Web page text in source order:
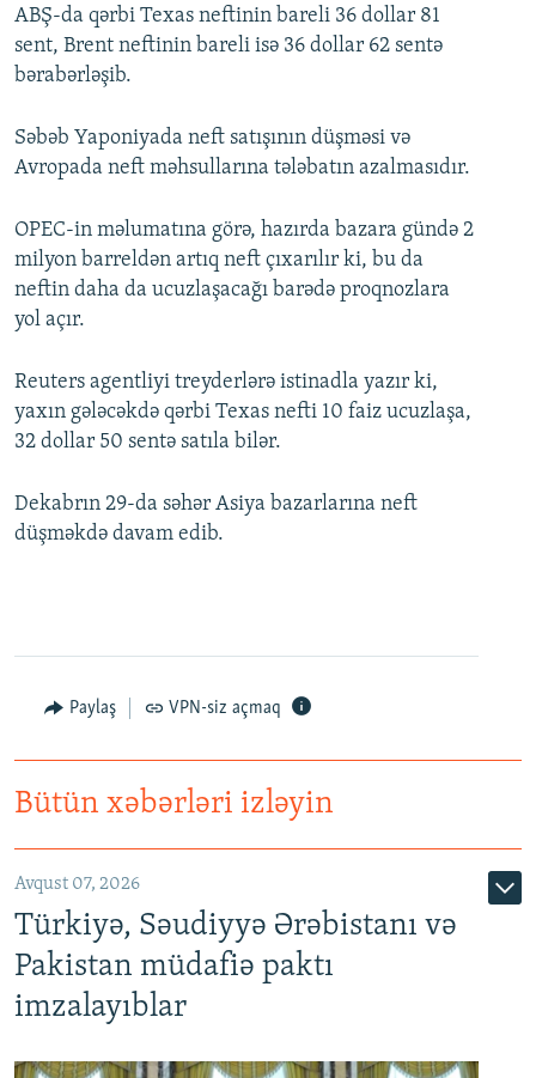
ABŞ-da qərbi Texas neftinin bareli 36 dollar 81
sent, Brent neftinin bareli isə 36 dollar 62 sentə
bərabərləşib.
Səbəb Yaponiyada neft satışının düşməsi və
Avropada neft məhsullarına tələbatın azalmasıdır.
OPEC-in məlumatına görə, hazırda bazara gündə 2
milyon barreldən artıq neft çıxarılır ki, bu da
neftin daha da ucuzlaşacağı barədə proqnozlara
yol açır.
Reuters agentliyi treyderlərə istinadla yazır ki,
yaxın gələcəkdə qərbi Texas nefti 10 faiz ucuzlaşa,
32 dollar 50 sentə satıla bilər.
Dekabrın 29-da səhər Asiya bazarlarına neft
düşməkdə davam edib.
Paylaş VPN-siz açmaq
Bütün xəbərləri izləyin
Avqust 07, 2026
Türkiyə, Səudiyyə Ərəbistanı və
Pakistan müdafiə paktı
imzalayıblar